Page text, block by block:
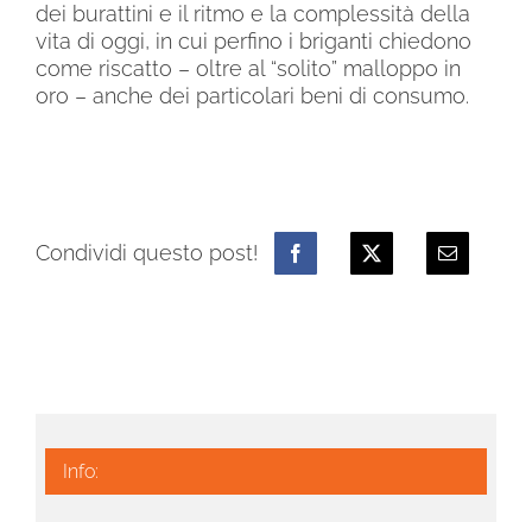
dei burattini e il ritmo e la complessità della
vita di oggi, in cui perfino i briganti chiedono
come riscatto – oltre al “solito” malloppo in
oro – anche dei particolari beni di consumo.
Condividi questo post!
Info: